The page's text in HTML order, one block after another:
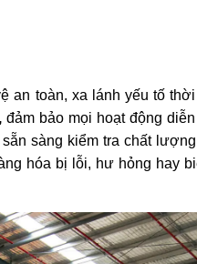
an toàn, xa lánh yếu tố
đảm bảo mọi hoạt động
sàng kiểm tra chất
hóa bị lỗi, hư hỏng hay